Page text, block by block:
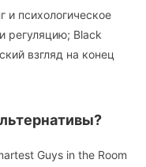
и психологическое
регуляцию; Black
взгляд на конец
Guys in the Room